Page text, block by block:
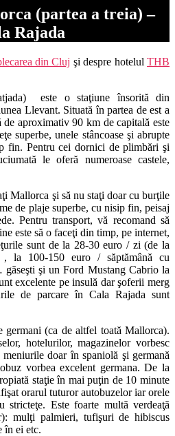
(partea a treia) –
Rajada
din Cluj şi despre hotelulTHB
este o staţiune însorită din
Llevant. Situată în partea de est a
aproximativ 90 km de capitală este
superbe, unele stâncoase şi abrupte
fin. Pentru cei dornici de plimbări şi
le oferă numeroase castele,
Mallorca şi să nu staţi doar cu burţile
de plaje superbe, cu nisip fin, peisaj
Pentru transport, vă recomand să
este să o faceţi din timp, pe internet,
sunt de la 28-30 euro / zi (de la
la 100-150 euro / săptămână cu
şi un Ford Mustang Cabrio la
excelente pe insulă dar şoferii merg
de parcare în Cala Rajada sunt
germani (ca de altfel toată Mallorca).
hotelurilor, magazinelor vorbesc
doar în spaniolă şi germană
vorbea excelent germana. De la
staţie în mai puţin de 10 minute
orarul tuturor autobuzelor iar orele
stricteţe. Este foarte multă verdeaţă
mulţi palmieri, tufişuri de hibiscus
în ei etc.